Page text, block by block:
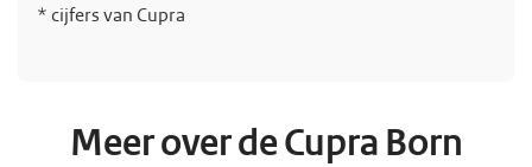
* cijfers van Cupra
Meer over de Cupra Born